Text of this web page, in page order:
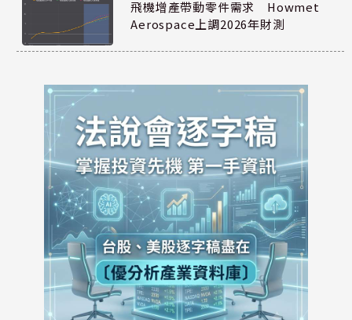
飛機增產帶動零件需求 Howmet
Aerospace上調2026年財測